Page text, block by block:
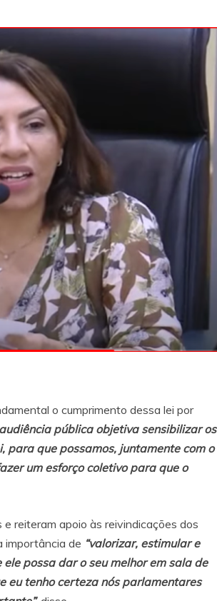
o cumprimento dessa lei por
audiência pública objetiva sensibilizar os
para que possamos, juntamente com o
um esforço coletivo para que o
reiteram apoio às reivindicações dos
importância de “valorizar, estimular e
possa dar o seu melhor em sala de
eu tenho certeza nós parlamentares